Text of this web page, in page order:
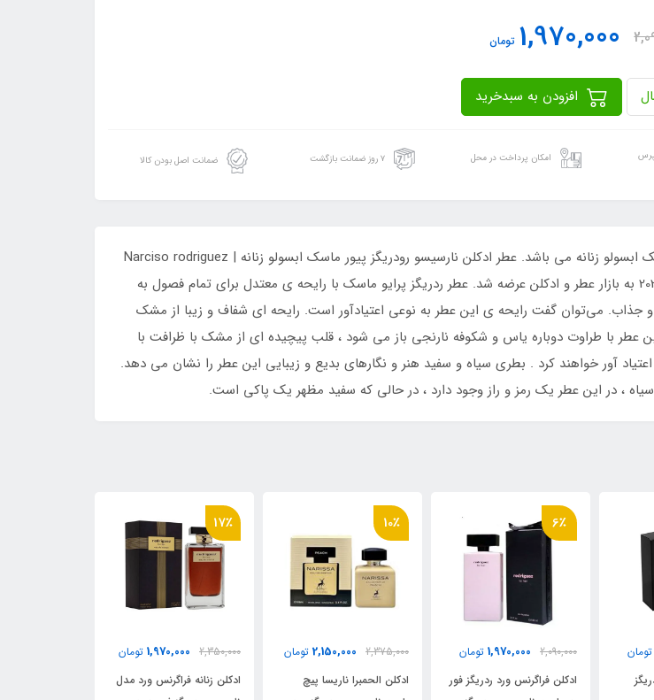
1,970,000 تومان
امکان پرداخت در محل ۷ روز ضمانت بازگشت ضمانت اصل بودن کالا
ادکلن ردریگز پرایو ماسک فراگرنس ورد مشابه ادکلن نارسیسو رودریگز پیور ماسک ابسولو زنانه می باشد. عطر ادکلن نارسیسو رودریگز پیور ماسک ابسولو زنانه | Narciso rodriguez
Pure Musc Absolu For Her عطری است معتدل و مُشکی. این عطر در سال 2020 به بازار عطر و ادکلن عرضه شد. عطر ردریگز پرایو ماسک با رایحه ی معتدل برای تمام فصول به
می‌توان گفت رایحه ی این عطر به نوعی اعتیادآور است. رایحه ای شفاف و زیبا از مشک
عطر با طراوت دوباره یاس و شکوفه نارنجی باز می شود ، قلب پیچیده ای از مشک با ظرافت با
آور خواهند کرد . بطری سیاه و سفید هنر و نگارهای بدیع و زیبایی این عطر را نشان می دهد.
، در این عطر یک رمز و راز وجود دارد ، در حالی که سفید مظهر یک پاکی است.
تومان
فور
10٪
2,375,000
2,150,000 تومان
ادکلن الحمبرا ناریسا پیچ
17٪
2,350,000
1,970,000 تومان
ادکلن زنانه فراگرنس ورد مدل
8٪
2,326,000
2,150,000 تومان
ادکلن زنانه الحمبرا مدل ناریسا